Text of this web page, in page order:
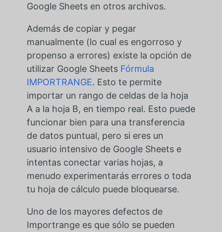
Google Sheets en otros archivos.
Además de copiar y pegar
manualmente (lo cual es engorroso y
propenso a errores) existe la opción de
utilizar Google Sheets Fórmula
IMPORTRANGE. Esto te permite
importar un rango de celdas de la hoja
A a la hoja B, en tiempo real. Esto puede
funcionar bien para una transferencia
de datos puntual, pero si eres un
usuario intensivo de Google Sheets e
intentas conectar varias hojas, a
menudo experimentarás errores o toda
tu hoja de cálculo puede bloquearse.
Uno de los mayores defectos de
Importrange es que sólo se pueden